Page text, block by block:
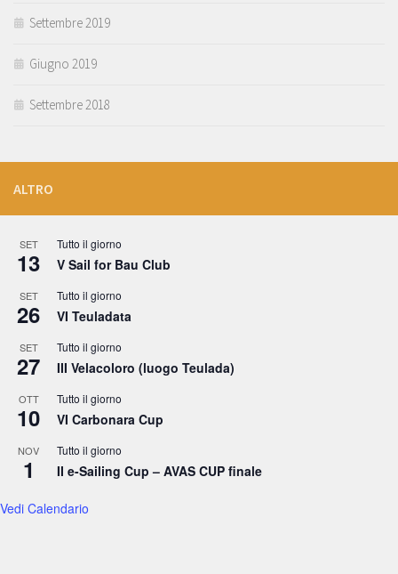
Settembre 2019
Giugno 2019
Settembre 2018
ALTRO
SET
13
Tutto il giorno
V Sail for Bau Club
SET
26
Tutto il giorno
VI Teuladata
SET
27
Tutto il giorno
III Velacoloro (luogo Teulada)
OTT
10
Tutto il giorno
VI Carbonara Cup
NOV
1
Tutto il giorno
II e-Sailing Cup – AVAS CUP finale
Vedi Calendario